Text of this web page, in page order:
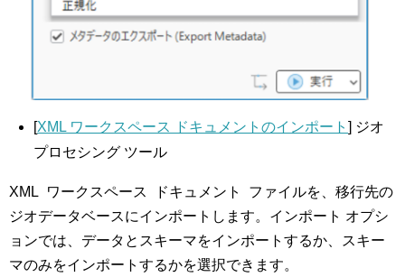
[XML ワークスペース ドキュメントのインポート] ジオ
プロセシング ツール
XML ワークスペース ドキュメント ファイルを、移行先の
ジオデータベースにインポートします。インポート オプシ
ョンでは、データとスキーマをインポートするか、スキー
マのみをインポートするかを選択できます。